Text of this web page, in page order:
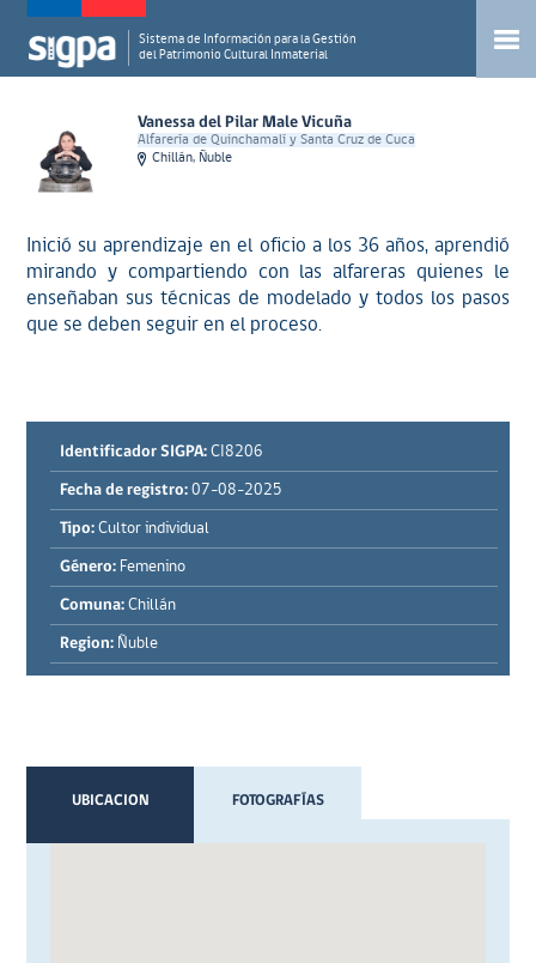
Sistema de Información para la Gestión
del Patrimonio Cultural Inmaterial
Vanessa del Pilar Male Vicuña
Alfarería de Quinchamalí y Santa Cruz de Cuca
Chillán, Ñuble
Inició su aprendizaje en el oficio a los 36 años, aprendió
mirando y compartiendo con las alfareras quienes le
enseñaban sus técnicas de modelado y todos los pasos
que se deben seguir en el proceso.
Identificador SIGPA: CI8206
Fecha de registro: 07-08-2025
Tipo: Cultor individual
Género: Femenino
Comuna: Chillán
Region: Ñuble
UBICACION FOTOGRAFÍAS